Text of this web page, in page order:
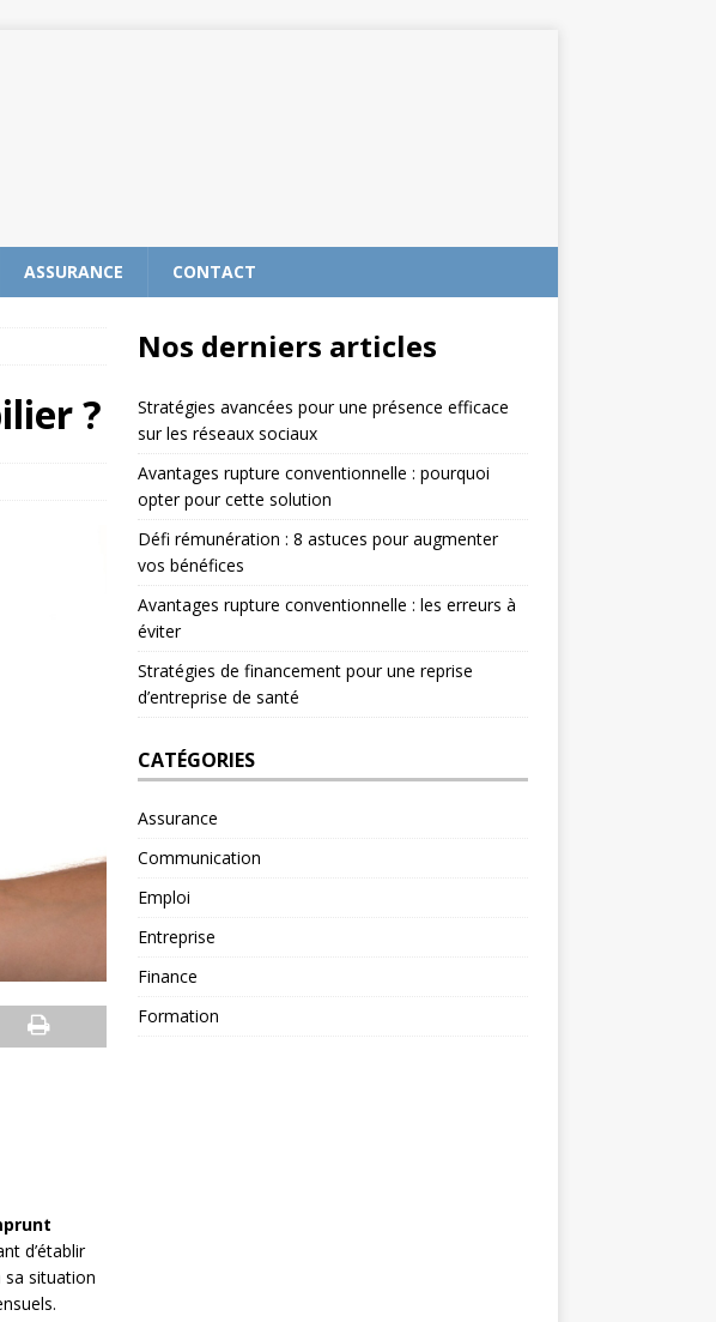
ASSURANCE CONTACT
?
d’établir
situation
Nos derniers articles
Stratégies avancées pour une présence efficace
sur les réseaux sociaux
Avantages rupture conventionnelle : pourquoi
opter pour cette solution
Défi rémunération : 8 astuces pour augmenter
vos bénéfices
Avantages rupture conventionnelle : les erreurs à
éviter
Stratégies de financement pour une reprise
d’entreprise de santé
CATÉGORIES
Assurance
Communication
Emploi
Entreprise
Finance
Formation